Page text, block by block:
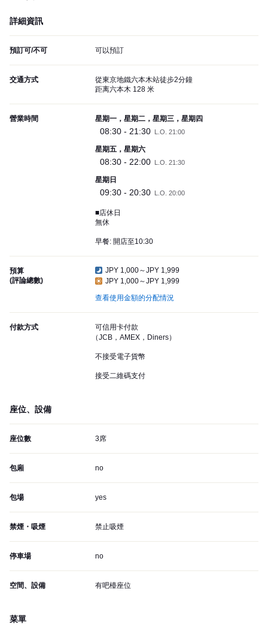
詳細資訊
預訂可/不可 可以預訂
交通方式
從東京地鐵六本木站徒步2分鐘
距离六本木 128 米
營業時間 星期一，星期二，星期三，星期四
08:30 - 21:30 L.O. 21:00
星期五，星期六
08:30 - 22:00 L.O. 21:30
星期日
09:30 - 20:30 L.O. 20:00
■店休日
無休
早餐: 開店至10:30
預算
(評論總數)
JPY 1,000～JPY 1,999
JPY 1,000～JPY 1,999
查看使用金額的分配情況
付款方式
可信用卡付款
（JCB，AMEX，Diners）
不接受電子貨幣
接受二維碼支付
座位、設備
座位數 3席
包廂 no
包場 yes
禁煙・吸煙 禁止吸煙
停車場 no
空間、設備 有吧檯座位
菜單